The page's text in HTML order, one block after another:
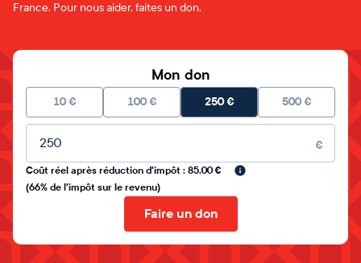
France. Pour nous aider, faites un don.
Mon don
10 € 100 € 250€ 500 €
Montant libre
€
Coût réel après réduction d'impôt : 85.00 €
(66% de l'impôt sur le revenu)
Faire un don